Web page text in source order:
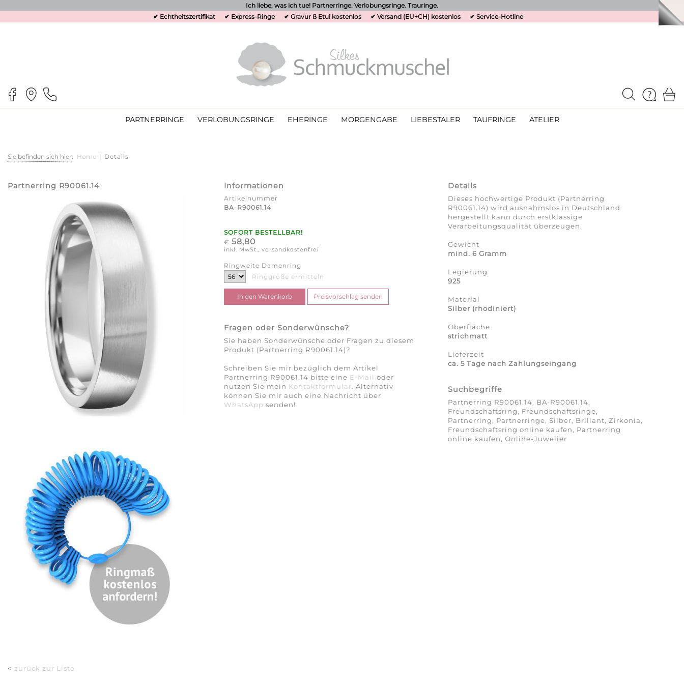
Ich liebe, was ich tue! Partnerringe. Verlobungsringe. Trauringe.
✔ Echtheitszertifikat
✔ Express-Ringe ✔ Gravur ß Etui kostenlos ✔ Versand (EU+CH) kostenlos ✔ Service-Hotline
PARTNERRINGE VERLOBUNGSRINGE EHERINGE MORGENGABE LIEBESTALER TAUFRINGE ATELIER
Sie befinden sich hier: Home | Details
Partnerring R90061.14 Informationen
Artikelnummer
BA-R90061.14
SOFORT BESTELLBAR!
€ 58,80
inkl. MwSt., versandkostenfrei
Ringweite Damenring
Ringgröße ermitteln
Fragen oder Sonderwünsche?
Sie haben Sonderwünsche oder Fragen zu diesem
Produkt (Partnerring R90061.14)?
Schreiben Sie mir bezüglich dem Artikel
Partnerring R90061.14 bitte eine E-Mail oder
nutzen Sie mein Kontaktformular. Alternativ
können Sie mir auch eine Nachricht über
WhatsApp senden!
Details
Dieses hochwertige Produkt (Partnerring
R90061.14) wird ausnahmslos in Deutschland
hergestellt kann durch erstklassige
Verarbeitungsqualität überzeugen.
Gewicht
mind. 6 Gramm
Legierung
925
Material
Silber (rhodiniert)
Oberfläche
strichmatt
Lieferzeit
ca. 5 Tage nach Zahlungseingang
Suchbegriffe
Partnerring R90061.14, BA-R90061.14,
Freundschaftsring, Freundschaftsringe,
Partnerring, Partnerringe, Silber, Brillant, Zirkonia,
Freundschaftsring online kaufen, Partnerring
online kaufen, Online-Juwelier
< zurück zur Liste